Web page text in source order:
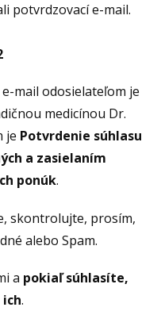
potvrdzovací e-mail.
mail odosielateľom je
medicínou Dr.
je Potvrdenie súhlasu
a zasielaním
ponúk.
skontrolujte, prosím,
alebo Spam.
a pokiaľ súhlasíte,
.